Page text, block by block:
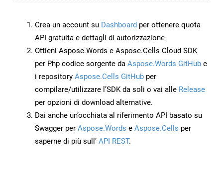
Crea un account su Dashboard per ottenere quota
API gratuita e dettagli di autorizzazione
Ottieni Aspose.Words e Aspose.Cells Cloud SDK
per Php codice sorgente da Aspose.Words GitHub e
i repository Aspose.Cells GitHub per
compilare/utilizzare l’SDK da soli o vai alle Release
per opzioni di download alternative.
Dai anche un’occhiata al riferimento API basato su
Swagger per Aspose.Words e Aspose.Cells per
saperne di più sull’ API REST.